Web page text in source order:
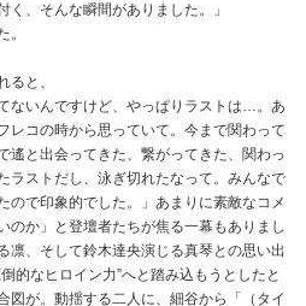
、そんな瞬間がありました。」
。
ると、
ないんですけど、やっぱりラストは…。あ
レコの時から思っていて。今まで関わって
遙と出会ってきた、繋がってきた、関わっ
ラストだし、泳ぎ切れたなって。みんなで
ので印象的でした。」あまりに素敵なコメ
のか」と登壇者たちが焦る一幕もありまし
凛、そして鈴木達央演じる真琴との思い出
的なヒロイン力”へと踏み込もうとしたと
図が。動揺する二人に、細谷から「（タイ